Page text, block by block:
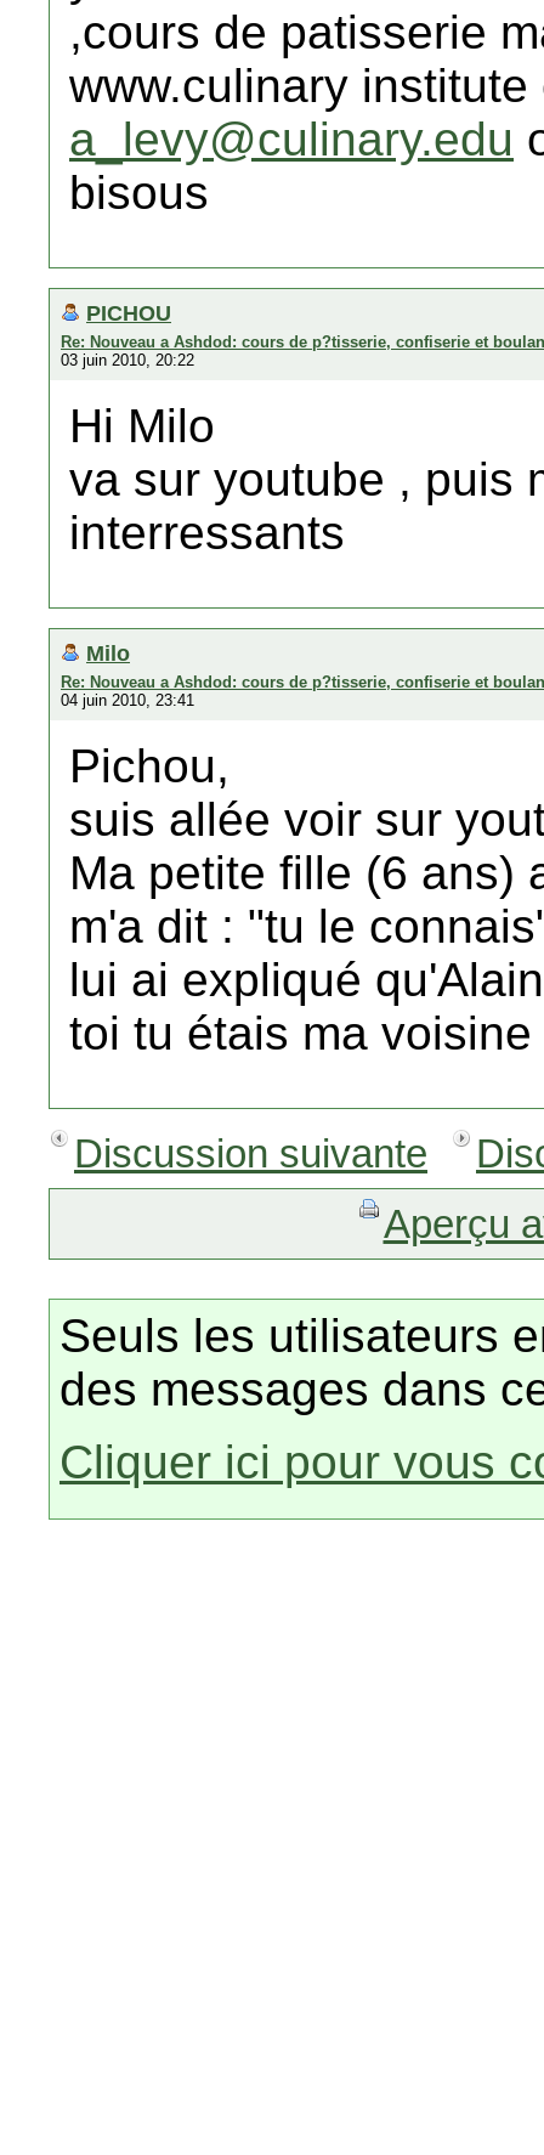
,cours de patisserie
www.culinary
a_levy@culinary.edu
bisous
PICHOU
Re: Nouveau a Ashdod: cours de p?tisserie, confiserie et
03 juin 2010, 20:22
Hi Milo
va sur youtube , puis
interressants
Milo
Re: Nouveau a Ashdod: cours de p?tisserie, confiserie et
04 juin 2010, 23:41
Pichou,
suis allée voir sur
Ma petite fille (6 ans)
m'a dit : "tu le
lui ai expliqué
toi tu étais ma
Discussion suivante
Aperçu
Seuls les utilisateurs
des messages dans
Cliquer ici pour vous